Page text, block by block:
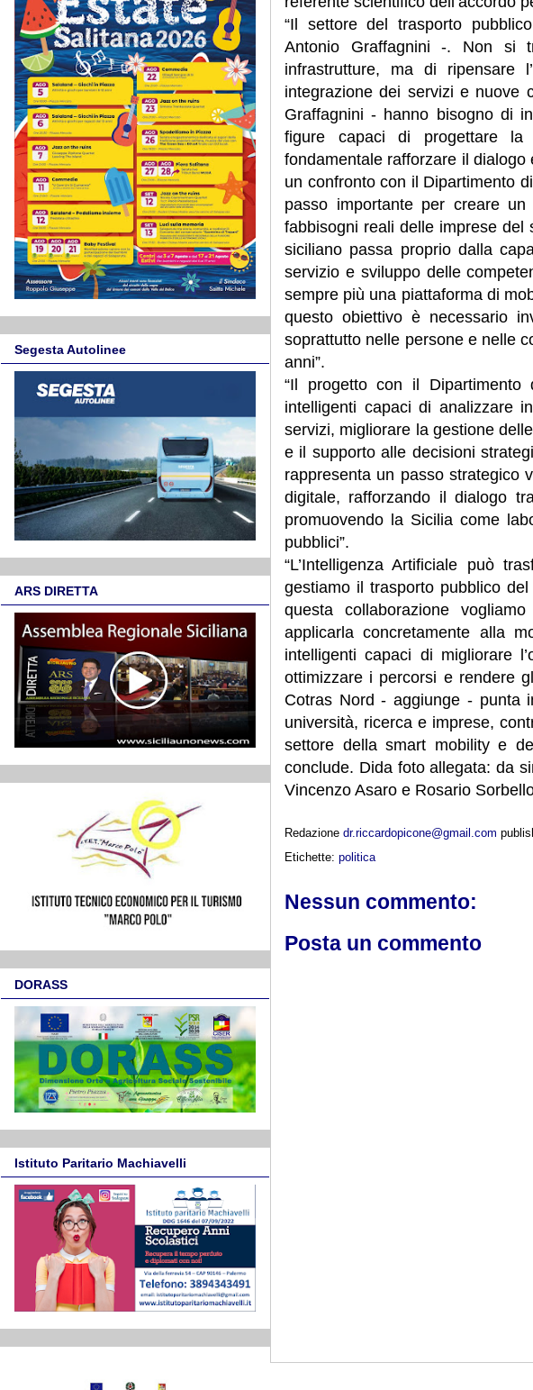
“Il settore del trasporto
Antonio Graffagnini -. Non si
infrastrutture, ma di ripensare
integrazione dei servizi e nuove
Graffagnini - hanno bisogno di
figure capaci di progettare la
fondamentale rafforzare il dialogo
un confronto con il Dipartimento
passo importante per creare
fabbisogni reali delle imprese del
siciliano passa proprio dalla
servizio e sviluppo delle
sempre più una piattaforma di
questo obiettivo è necessario
soprattutto nelle persone e nelle
anni”.
“Il progetto con il Dipartimento
intelligenti capaci di analizzare
servizi, migliorare la gestione
e il supporto alle decisioni
rappresenta un passo strategico
digitale, rafforzando il dialogo
promuovendo la Sicilia come
pubblici”.
“L’Intelligenza Artificiale può
gestiamo il trasporto pubblico
questa collaborazione
applicarla concretamente alla
intelligenti capaci di migliorare
ottimizzare i percorsi e rendere
Cotras Nord - aggiunge - punta
università, ricerca e imprese,
settore della smart mobility e
conclude. Dida foto allegata: da
Vincenzo Asaro e Rosario
Redazione dr.riccardopicone@gmail.com
Etichette: politica
Nessun commento:
Posta un commento
Segesta Autolinee
ARS DIRETTA
DORASS
Istituto Paritario Machiavelli